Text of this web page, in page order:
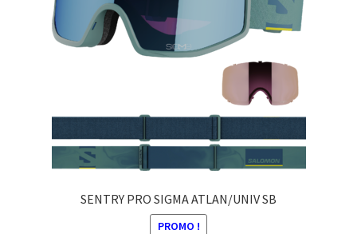
SENTRY PRO SIGMA ATLAN/UNIV SB
PROMO !